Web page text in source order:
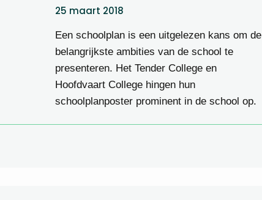
25 maart 2018
Een schoolplan is een uitgelezen kans om de
belangrijkste ambities van de school te
presenteren. Het Tender College en
Hoofdvaart College hingen hun
schoolplanposter prominent in de school op.